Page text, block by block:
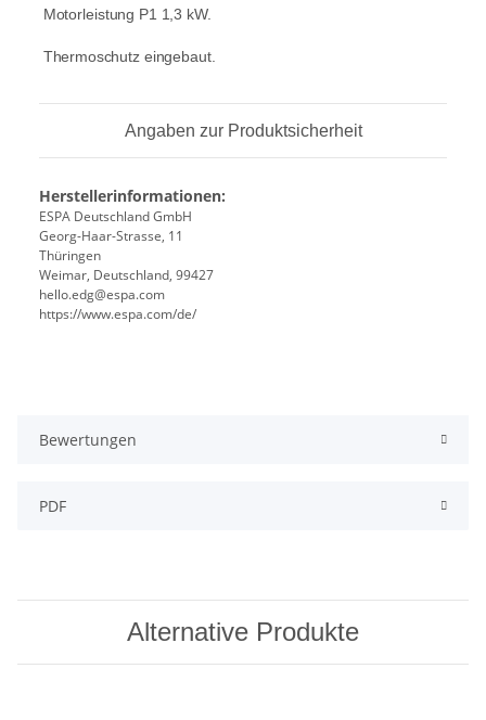
Motorleistung P1 1,3 kW.
Thermoschutz eingebaut.
Angaben zur Produktsicherheit
Herstellerinformationen:
ESPA Deutschland GmbH
Georg-Haar-Strasse, 11
Thüringen
Weimar, Deutschland, 99427
hello.edg@espa.com
https://www.espa.com/de/
Bewertungen
PDF
Alternative Produkte